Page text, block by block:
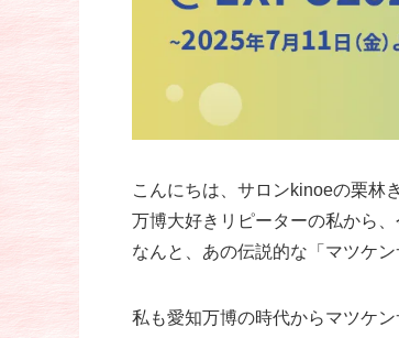
こんにちは、サロンkinoeの栗林
万博大好きリピーターの私から
なんと、あの伝説的な「マツケ
私も愛知万博の時代からマツケン